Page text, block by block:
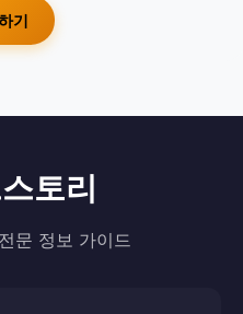
기
토리
문 정보 가이드